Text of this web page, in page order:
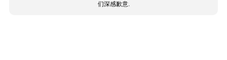
们深感歉意.